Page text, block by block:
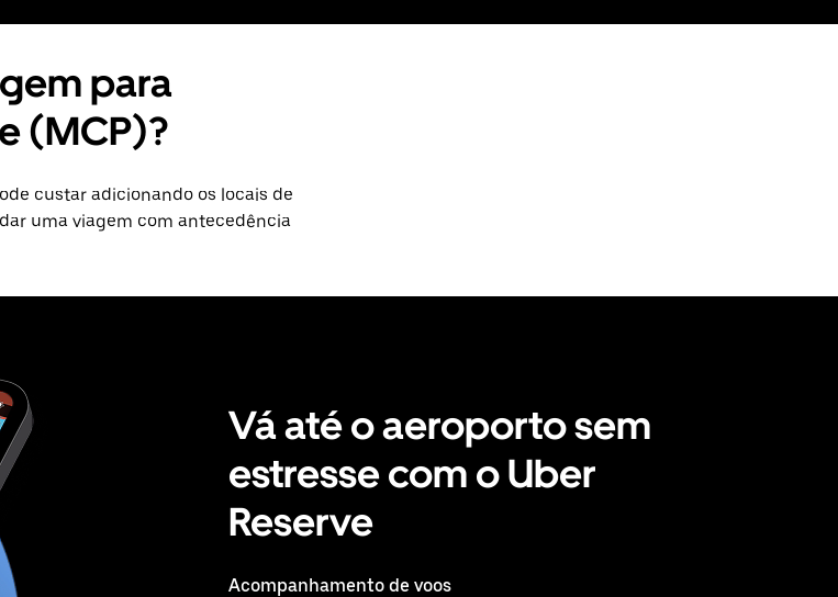
para
(MCP)?
custar adicionando os locais de
uma viagem com antecedência
Vá até o aeroporto sem
estresse com o Uber
Reserve
Acompanhamento de voos